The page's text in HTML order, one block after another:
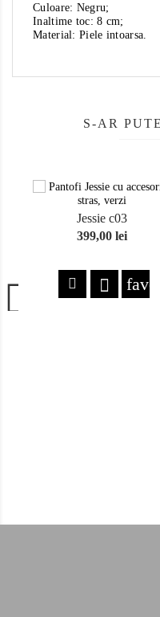
Culoare: Negru;
Inaltime toc: 8 cm;
Material: Piele intoarsa.
S-AR
Jessie c03
Pret
399,00 lei
